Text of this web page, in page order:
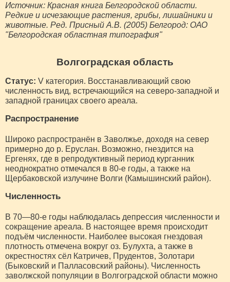
Источник: Красная книга Белгородской области.
Редкие и исчезающие растения, грибы, лишайники и
животные. Ред. Присный А.В. (2005) Белгород: ОАО
"Белгородская областная типография"
Волгоградская область
Статус: V категория. Восстанавливающий свою
численность вид, встречающийся на северо-западной и
западной границах своего ареала.
Распространение
Широко распространён в Заволжье, доходя на север
примерно до р. Еруслан. Возможно, гнездится на
Ергенях, где в репродуктивный период курганник
неоднократно отмечался в 80-е годы, а также на
Щербаковской излучине Волги (Камышинский район).
Численность
В 70—80-е годы наблюдалась депрессия численности и
сокращение ареала. В настоящее время происходит
подъём численности. Наиболее высокая гнездовая
плотность отмечена вокруг оз. Булухта, а также в
окрестностях сёл Катричев, Прудентов, Золотари
(Быковский и Палласовский районы). Численность
заволжской популяции в Волгоградской области можно